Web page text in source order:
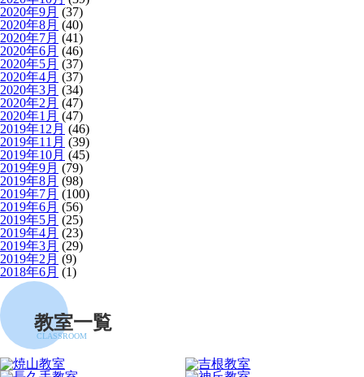
2020年9月 (37)
2020年8月 (40)
2020年7月 (41)
2020年6月 (46)
2020年5月 (37)
2020年4月 (37)
2020年3月 (34)
2020年2月 (47)
2020年1月 (47)
2019年12月 (46)
2019年11月 (39)
2019年10月 (45)
2019年9月 (79)
2019年8月 (98)
2019年7月 (100)
2019年6月 (56)
2019年5月 (25)
2019年4月 (23)
2019年3月 (29)
2019年2月 (9)
2018年6月 (1)
教室一覧
CLASSROOM